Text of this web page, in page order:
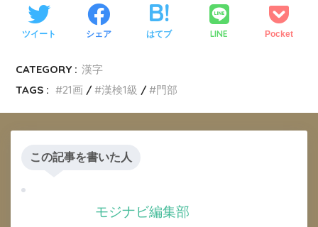
ツイート シェア はてブ LINE Pocket
CATEGORY : 漢字
TAGS :
21画 漢検1級 門部
この記事を書いた人
モジナビ編集部